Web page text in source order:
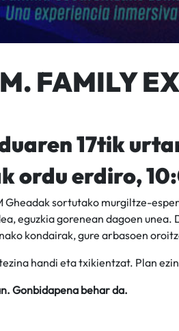
FAMILY
17tik
ordu erdiro,
Gheadak sortutako murgiltze-
eguzkia gorenean dagoen
kondairak, gure arbasoen
handi eta txikientzat. Plan
Gonbidapena behar da.